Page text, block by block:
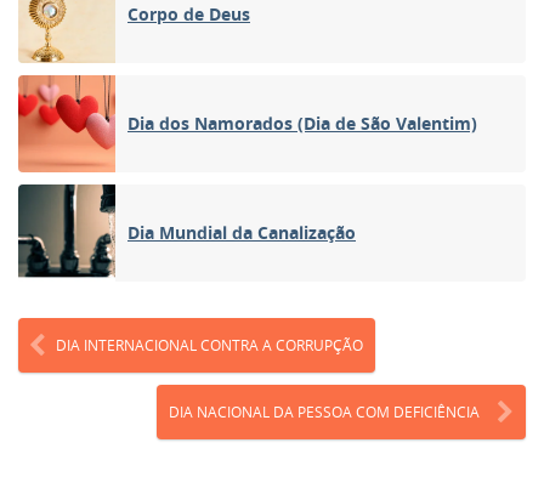
Corpo de Deus
Dia dos Namorados (Dia de São Valentim)
Dia Mundial da Canalização
DIA INTERNACIONAL CONTRA A CORRUPÇÃO
DIA NACIONAL DA PESSOA COM DEFICIÊNCIA